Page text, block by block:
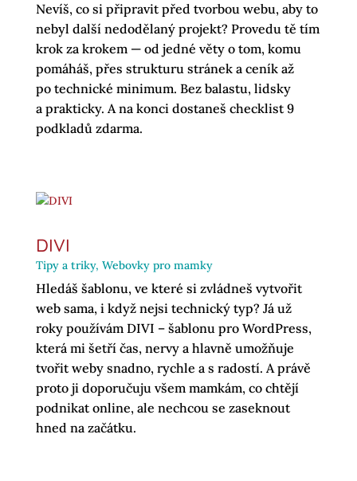
Nevíš, co si připravit před tvorbou webu, aby to
nebyl další nedodělaný projekt? Provedu tě tím
krok za krokem — od jedné věty o tom, komu
pomáháš, přes strukturu stránek a ceník až
po technické minimum. Bez balastu, lidsky
a prakticky. A na konci dostaneš checklist 9
podkladů zdarma.
DIVI
Tipy a triky, Webovky pro mamky
Hledáš šablonu, ve které si zvládneš vytvořit
web sama, i když nejsi technický typ? Já už
roky používám DIVI – šablonu pro WordPress,
která mi šetří čas, nervy a hlavně umožňuje
tvořit weby snadno, rychle a s radostí. A právě
proto ji doporučuju všem mamkám, co chtějí
podnikat online, ale nechcou se zaseknout
hned na začátku.